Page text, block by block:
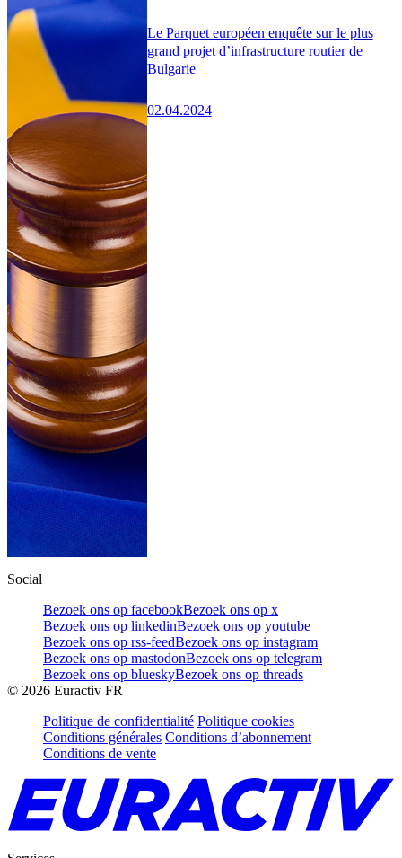
Le Parquet européen enquête sur le plus
grand projet d’infrastructure routier de
Bulgarie
02.04.2024
Social
Bezoek ons op facebookBezoek ons op x
Bezoek ons op linkedinBezoek ons op youtube
Bezoek ons op rss-feedBezoek ons op instagram
Bezoek ons op mastodonBezoek ons op telegram
Bezoek ons op blueskyBezoek ons op threads
© 2026 Euractiv FR
Politique de confidentialité Politique cookies
Conditions générales Conditions d’abonnement
Conditions de vente